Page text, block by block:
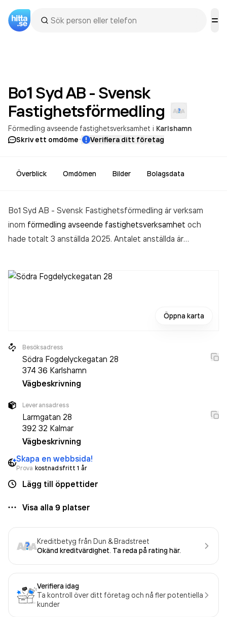
Bo1 Syd AB - Svensk
Fastighetsförmedling
Förmedling avseende fastighetsverksamhet i Karlshamn
Skriv ett omdöme· Verifiera ditt företag
Överblick Omdömen Bilder Bolagsdata
Bo1 Syd AB - Svensk Fastighetsförmedling är verksam
inom förmedling avseende fastighetsverksamhet och
hade totalt 3 anställda 2025. Antalet anställda är
Fastighetsförmedlingomsatte 2 115 000,00 kr
Öppna karta
Besöksadress
Södra Fogdelyckegatan 28
374 36 Karlshamn
Vägbeskrivning
Leveransadress
Larmgatan 28
392 32 Kalmar
Vägbeskrivning
Skapa en webbsida!
Prova kostnadsfritt 1 år
Lägg till öppettider
Visa alla 9 platser
Kreditbetyg från Dun & Bradstreet
Okänd kreditvärdighet. Ta reda på rating här.
Verifiera idag
Ta kontroll över ditt företag och nå fler potentiella
kunder